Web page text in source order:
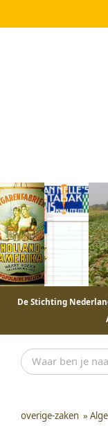
De Stichting
overige-zaken »